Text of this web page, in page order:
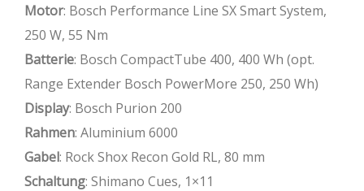
Motor: Bosch Performance Line SX Smart System,
250 W, 55 Nm
Batterie: Bosch CompactTube 400, 400 Wh (opt.
Range Extender Bosch PowerMore 250, 250 Wh)
Display: Bosch Purion 200
Rahmen: Aluminium 6000
Gabel: Rock Shox Recon Gold RL, 80 mm
Schaltung: Shimano Cues, 1×11